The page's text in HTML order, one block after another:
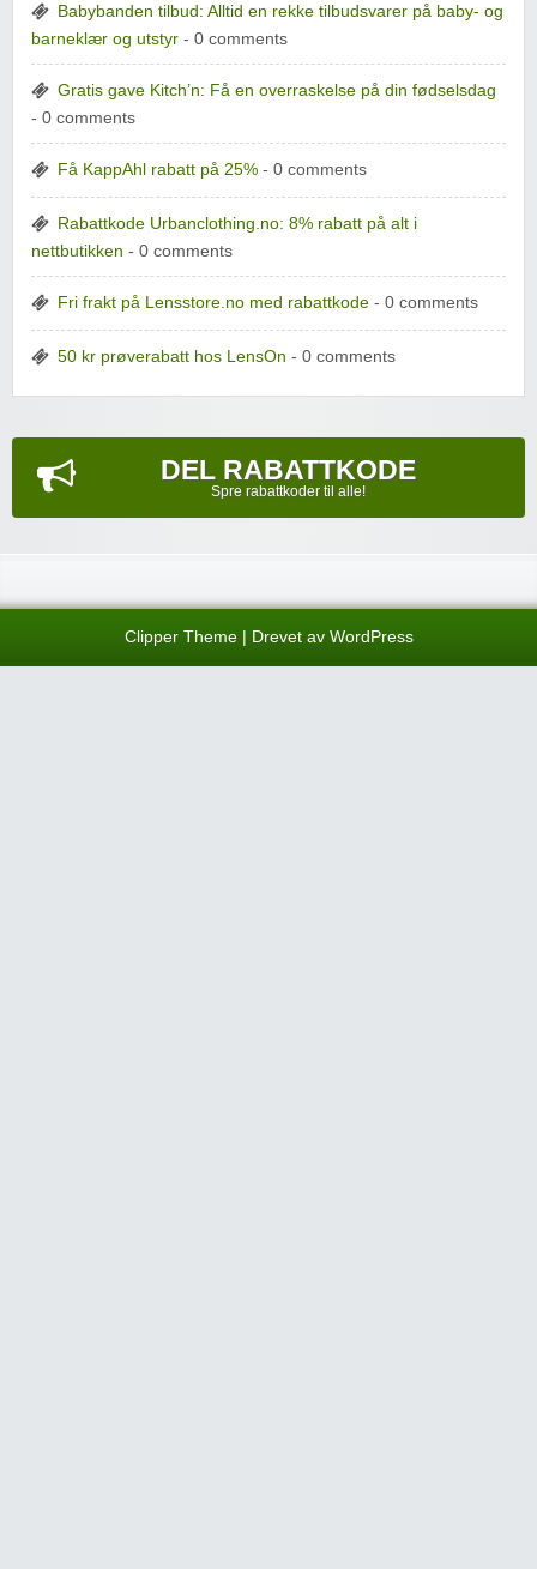
Babybanden tilbud: Alltid en rekke tilbudsvarer på baby- og
barneklær og utstyr - 0 comments
Gratis gave Kitch’n: Få en overraskelse på din fødselsdag
- 0 comments
Få KappAhl rabatt på 25% - 0 comments
Rabattkode Urbanclothing.no: 8% rabatt på alt i
nettbutikken - 0 comments
Fri frakt på Lensstore.no med rabattkode - 0 comments
50 kr prøverabatt hos LensOn - 0 comments
DEL RABATTKODE
Spre rabattkoder til alle!
Clipper Theme| Drevet av WordPress